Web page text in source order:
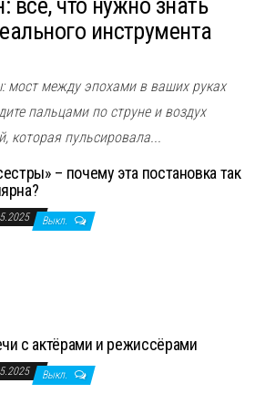
всё, что нужно знать
инструмента
мост между эпохами в ваших руках
пальцами по струне и воздух
которая пульсировала...
– почему эта постановка так
Выкл.
с актёрами и режиссёрами
Выкл.